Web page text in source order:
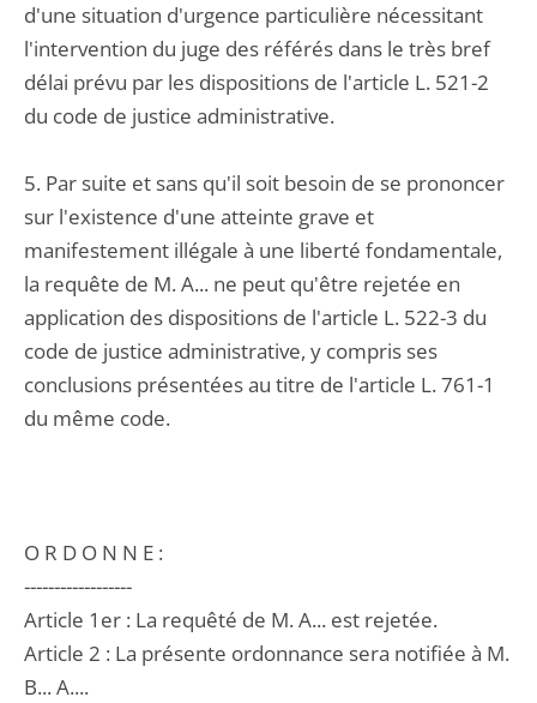
d'une situation d'urgence particulière nécessitant
l'intervention du juge des référés dans le très bref
délai prévu par les dispositions de l'article L. 521-2
du code de justice administrative.
5. Par suite et sans qu'il soit besoin de se prononcer
sur l'existence d'une atteinte grave et
manifestement illégale à une liberté fondamentale,
la requête de M. A... ne peut qu'être rejetée en
application des dispositions de l'article L. 522-3 du
code de justice administrative, y compris ses
conclusions présentées au titre de l'article L. 761-1
du même code.
O R D O N N E :
------------------
Article 1er : La requêté de M. A... est rejetée.
Article 2 : La présente ordonnance sera notifiée à M.
B... A....